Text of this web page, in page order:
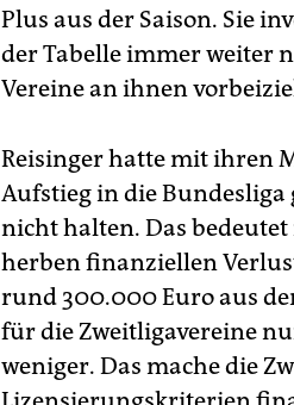
Plus aus der Saison. Sie
der Tabelle immer weiter
Vereine an ihnen
Reisinger hatte mit ihren
Aufstieg in die Bundesliga
nicht halten. Das
herben finanziellen
rund 300.000 Euro aus
für die Zweitligavereine
weniger. Das mache die